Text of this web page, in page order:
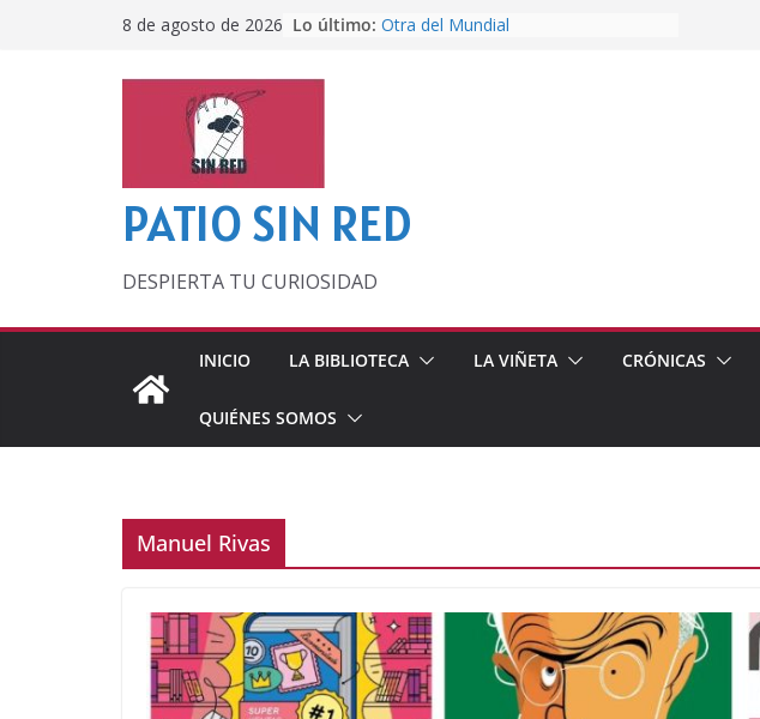
8 de agosto de 2026 Lo último: Otra del Mundial
PATIO SIN RED
DESPIERTA TU CURIOSIDAD
INICIO LA BIBLIOTECA LA VIÑETA CRÓNICAS
QUIÉNES SOMOS
Manuel Rivas